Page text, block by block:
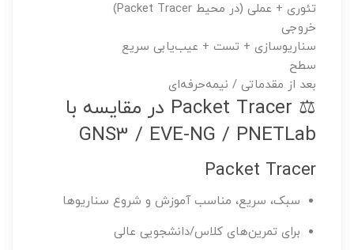
تئوری + عملی (در محیط Packet Tracer)
خروجی
سناریوسازی + تست + عیب‌یابی سریع
سطح
بعد از مقدماتی / نیمه‌حرفه‌ای
⚖️ Packet Tracer در مقایسه با
GNS3 / EVE-NG / PNETLab
Packet Tracer
سبک، سریع، مناسب آموزش و شروع سناریوها
برای تمرین‌های کلاس/دانشجویی عالی